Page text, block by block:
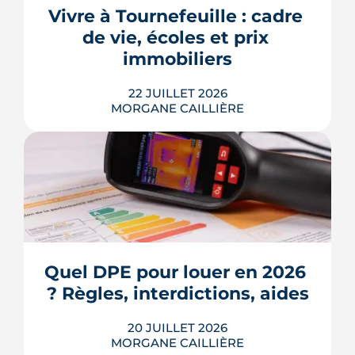
appel de fonds. Avec des taux autour
de 3,2 % en 2026, la note grimpe vite.
Voici les leviers concrets pour r...
LIRE L'ARTICLE
Vivre à Tournefeuille : cadre
de vie, écoles et prix
immobiliers
22 JUILLET 2026
MORGANE CAILLIÈRE
Écoles, base de loisirs, transports,
projets urbains et prix au m2 : le guide
3e ville de Haute-Garonne.
LIRE L'ARTICLE
Quel DPE pour louer en 2026
? Règles, interdictions, aides
20 JUILLET 2026
MORGANE CAILLIÈRE